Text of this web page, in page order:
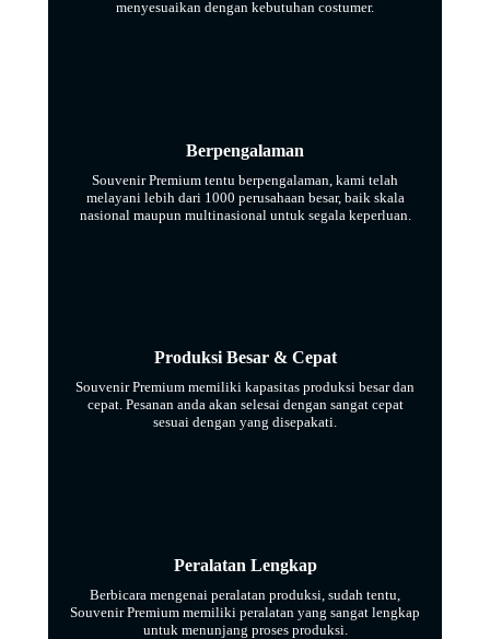
menyesuaikan dengan kebutuhan costumer.
Berpengalaman
Souvenir Premium tentu berpengalaman, kami telah
melayani lebih dari 1000 perusahaan besar, baik skala
nasional maupun multinasional untuk segala keperluan.
Produksi Besar & Cepat
Souvenir Premium memiliki kapasitas produksi besar dan
cepat. Pesanan anda akan selesai dengan sangat cepat
sesuai dengan yang disepakati.
Peralatan Lengkap
Berbicara mengenai peralatan produksi, sudah tentu,
Souvenir Premium memiliki peralatan yang sangat lengkap
untuk menunjang proses produksi.